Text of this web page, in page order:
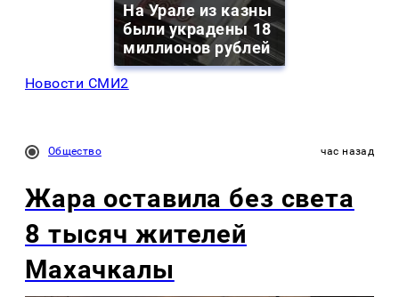
На Урале из казны
были украдены 18
миллионов рублей
Новости СМИ2
Общество час назад
Жара оставила без света
8 тысяч жителей
Махачкалы